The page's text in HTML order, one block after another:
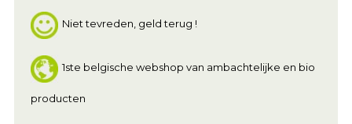
Niet tevreden, geld terug !
1ste belgische webshop van ambachtelijke en bio
producten